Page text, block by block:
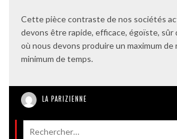
Cette pièce contraste de nos sociétés
devons être rapide, efficace, égoïste, sûr
où nous devons produire un maximum
minimum de temps.
LA PARIZIENNE